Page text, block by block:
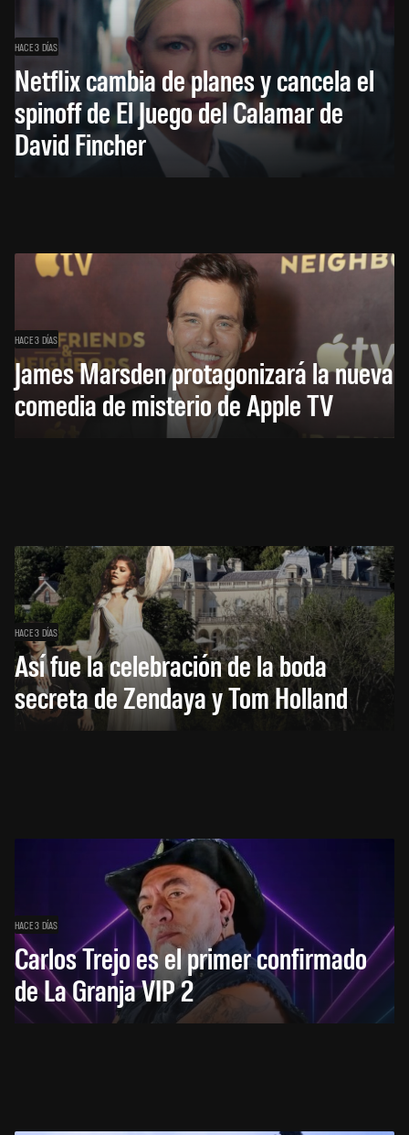
HACE 3 DÍAS
Netflix cambia de planes y cancela el
spinoff de El Juego del Calamar de
David Fincher
HACE 3 DÍAS
James Marsden protagonizará la nueva
comedia de misterio de Apple TV
HACE 3 DÍAS
Así fue la celebración de la boda
secreta de Zendaya y Tom Holland
HACE 3 DÍAS
Carlos Trejo es el primer confirmado
de La Granja VIP 2